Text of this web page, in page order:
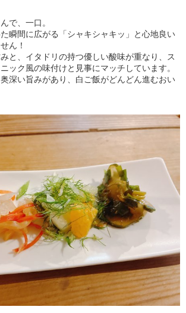
で、一口。
瞬間に広がる「シャキシャキッ」と心地良い
ん！
と、イタドリの持つ優しい酸味が重なり、ス
ック風の味付けと見事にマッチしています。
深い旨みがあり、白ご飯がどんどん進むおい